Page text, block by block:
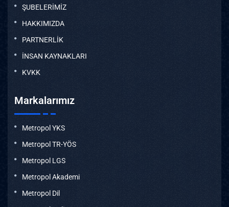
ŞUBELERİMİZ
HAKKIMIZDA
PARTNERLİK
İNSAN KAYNAKLARI
KVKK
Markalarımız
Metropol YKS
Metropol TR-YÖS
Metropol LGS
Metropol Akademi
Metropol Dil